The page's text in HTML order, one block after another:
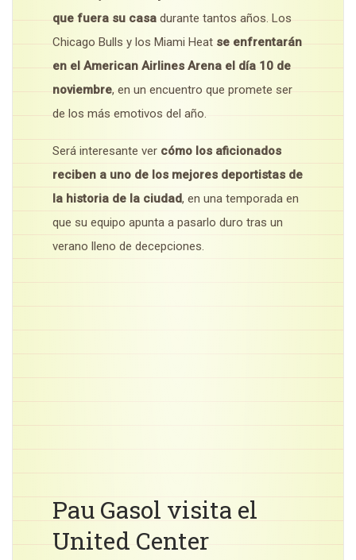
que fuera su casa durante tantos años. Los
Chicago Bulls y los Miami Heat se enfrentarán
en el American Airlines Arena el día 10 de
noviembre, en un encuentro que promete ser
de los más emotivos del año.
Será interesante ver cómo los aficionados
reciben a uno de los mejores deportistas de
la historia de la ciudad, en una temporada en
que su equipo apunta a pasarlo duro tras un
verano lleno de decepciones.
Pau Gasol visita el
United Center